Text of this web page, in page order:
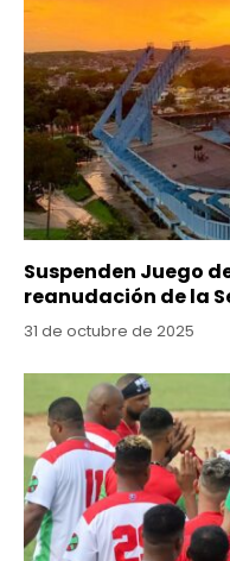
Suspenden Juego
reanudación de la
31 de octubre de 2025